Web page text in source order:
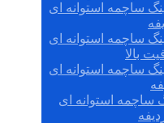
ساچمه استوانه ای
ساچمه استوانه ای
بالا
ساچمه استوانه ای
ساچمه استوانه ای